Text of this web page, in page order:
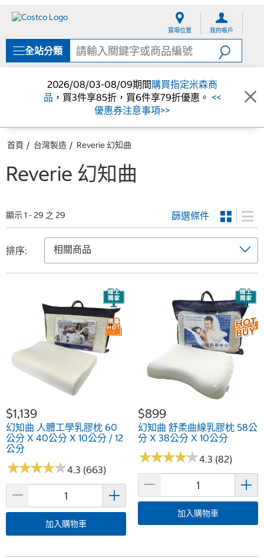
單
賣場位置 我的帳戶
全站分類
2026/08/03-08/09期間購買指定米森商
品 ，買3件享85折，買6件享79折優惠。 <<
優惠券注意事項>>
首頁 台灣製造 Reverie 幻知曲
Reverie 幻知曲
顯示 1 - 29 之 29 篩選條件
排序:
$1,139
幻知曲 人體工學乳膠枕 60
公分 X 40公分 X 10公分 / 12
公分
★★★★★
★★★★★4.3 (663)
加入購物車
$899
幻知曲 舒柔曲線乳膠枕 58公
分 X 38公分 X 10公分
★★★★★
★★★★★4.3 (82)
加入購物車